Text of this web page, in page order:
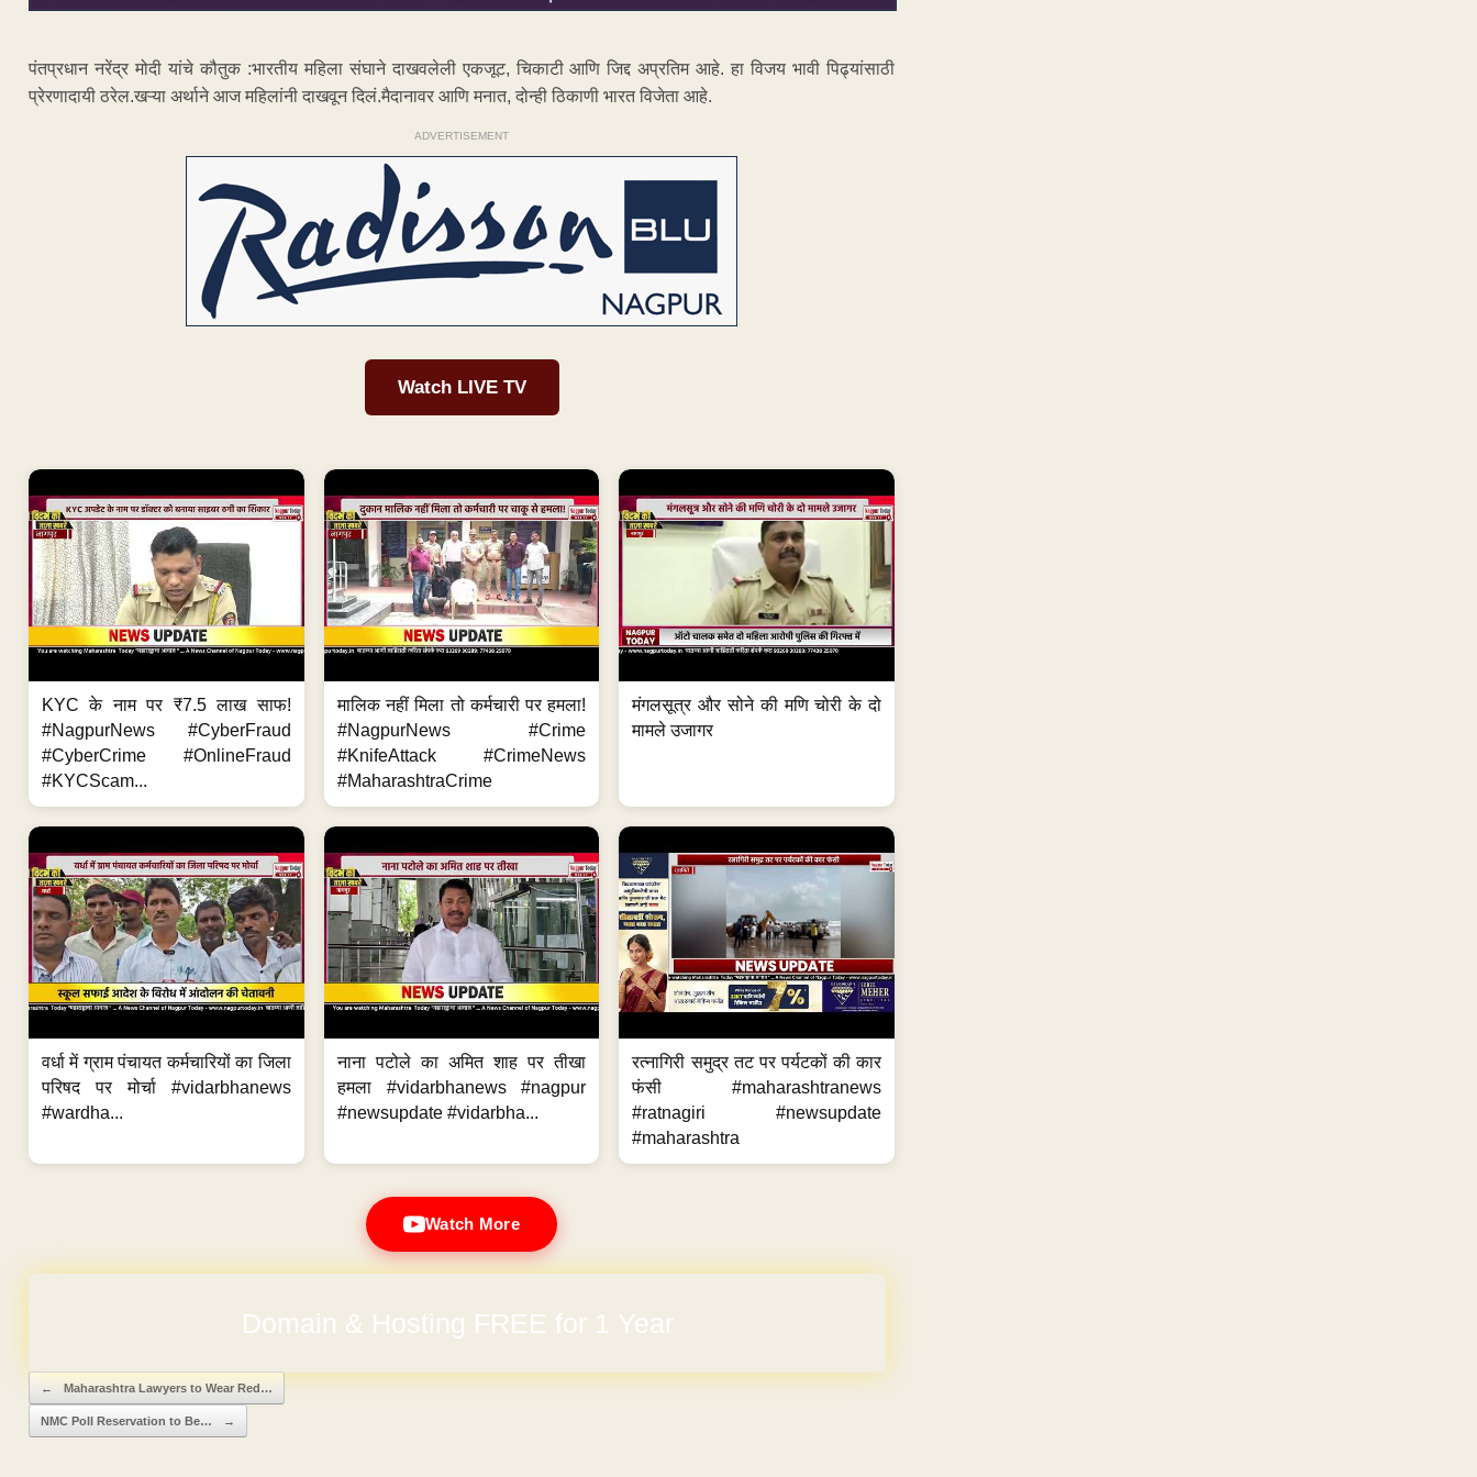
पंतप्रधान नरेंद्र मोदी यांचे कौतुक :भारतीय महिला संघाने दाखवलेली एकजूट, चिकाटी आणि जिद्द अप्रतिम आहे. हा विजय भावी पिढ्यांसाठी
प्रेरणादायी ठरेल.खऱ्या अर्थाने आज महिलांनी दाखवून दिलं.मैदानावर आणि मनात, दोन्ही ठिकाणी भारत विजेता आहे.
ADVERTISEMENT
Watch LIVE TV
KYC के नाम पर ₹7.5 लाख साफ!
#NagpurNews #CyberFraud
#CyberCrime #OnlineFraud
#KYCScam...
मालिक नहीं मिला तो कर्मचारी पर हमला!
#NagpurNews #Crime
#KnifeAttack #CrimeNews
#MaharashtraCrime
मंगलसूत्र और सोने की मणि चोरी के दो
मामले उजागर
वर्धा में ग्राम पंचायत कर्मचारियों का जिला
परिषद पर मोर्चा #vidarbhanews
#wardha...
नाना पटोले का अमित शाह पर तीखा
हमला #vidarbhanews #nagpur
#newsupdate #vidarbha...
रत्नागिरी समुद्र तट पर पर्यटकों की कार
फंसी #maharashtranews
#ratnagiri #newsupdate
#maharashtra
Watch More
Post navigation
← Maharashtra Lawyers to Wear Red…
NMC Poll Reservation to Be… →